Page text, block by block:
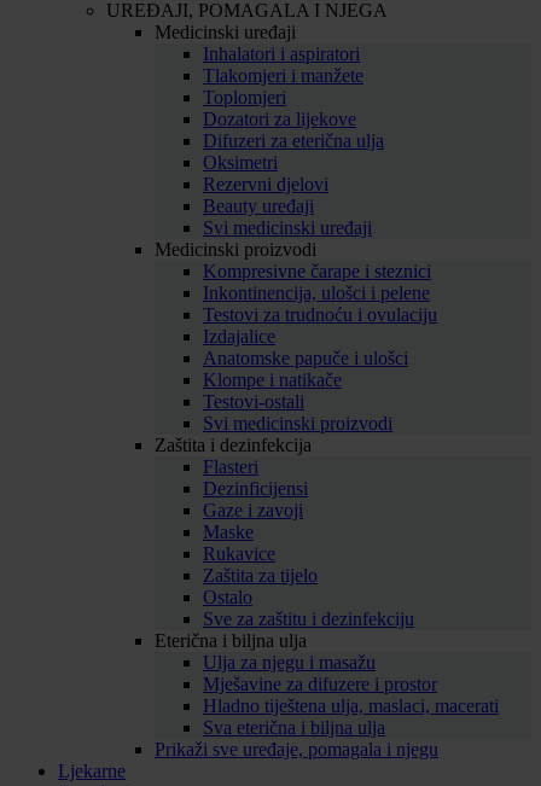
UREĐAJI, POMAGALA I NJEGA
Medicinski uređaji
Inhalatori i aspiratori
Tlakomjeri i manžete
Toplomjeri
Dozatori za lijekove
Difuzeri za eterična ulja
Oksimetri
Rezervni djelovi
Beauty uređaji
Svi medicinski uređaji
Medicinski proizvodi
Kompresivne čarape i steznici
Inkontinencija, ulošci i pelene
Testovi za trudnoću i ovulaciju
Izdajalice
Anatomske papuče i ulošci
Klompe i natikače
Testovi-ostali
Svi medicinski proizvodi
Zaštita i dezinfekcija
Flasteri
Dezinficijensi
Gaze i zavoji
Maske
Rukavice
Zaštita za tijelo
Ostalo
Sve za zaštitu i dezinfekciju
Eterična i biljna ulja
Ulja za njegu i masažu
Mješavine za difuzere i prostor
Hladno tiještena ulja, maslaci, macerati
Sva eterična i biljna ulja
Prikaži sve uređaje, pomagala i njegu
Ljekarne